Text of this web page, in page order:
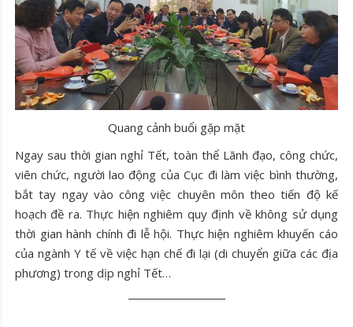
Quang cảnh buổi gặp mặt
Ngay sau thời gian nghỉ Tết, toàn thể Lãnh đạo, công chức,
viên chức, người lao động của Cục đi làm việc bình thường,
bắt tay ngay vào công việc chuyên môn theo tiến độ kế
hoạch đề ra. Thực hiện nghiêm quy định về không sử dụng
thời gian hành chính đi lễ hội. Thực hiện nghiêm khuyến cáo
của ngành Y tế về việc hạn chế đi lại (di chuyển giữa các địa
phương) trong dịp nghỉ Tết…